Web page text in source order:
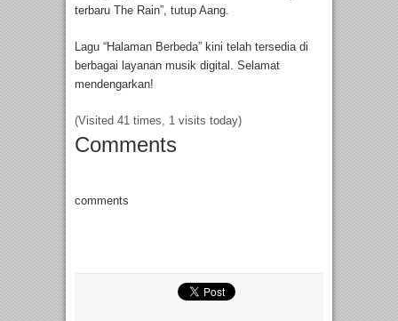
terbaru The Rain”, tutup Aang.
Lagu “Halaman Berbeda” kini telah tersedia di
berbagai layanan musik digital. Selamat
mendengarkan!
(Visited 41 times, 1 visits today)
Comments
comments